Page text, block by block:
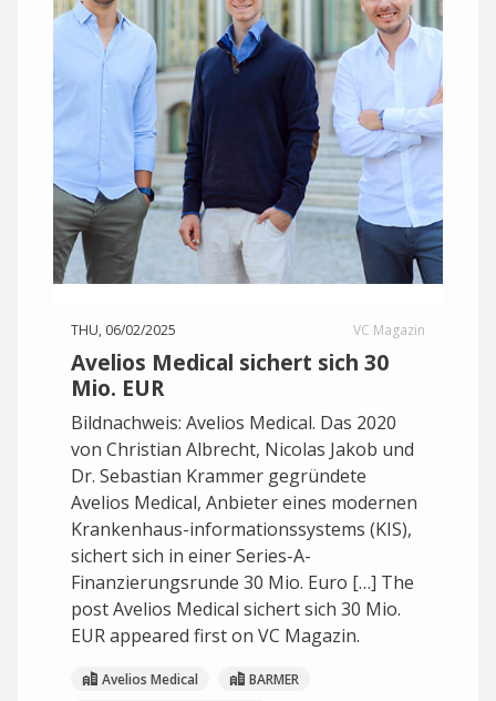
THU, 06/02/2025 VC Magazin
Avelios Medical sichert sich 30
Mio. EUR
Bildnachweis: Avelios Medical. Das 2020
von Christian Albrecht, Nicolas Jakob und
Dr. Sebastian Krammer gegründete
Avelios Medical, Anbieter eines modernen
Krankenhaus-informationssystems (KIS),
sichert sich in einer Series-A-
Finanzierungsrunde 30 Mio. Euro […] The
post Avelios Medical sichert sich 30 Mio.
EUR appeared first on VC Magazin.
Avelios Medical
BARMER